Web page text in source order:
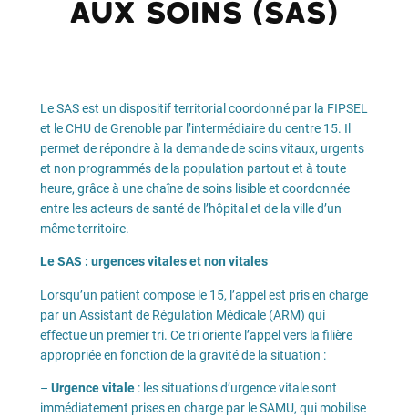
aux Soins (SAS)
Le SAS est un dispositif territorial coordonné par la FIPSEL
et le CHU de Grenoble par l’intermédiaire du centre 15. Il
permet de répondre à la demande de soins vitaux, urgents
et non programmés de la population partout et à toute
heure, grâce à une chaîne de soins lisible et coordonnée
entre les acteurs de santé de l’hôpital et de la ville d’un
même territoire.
Le SAS : urgences vitales et non vitales
Lorsqu’un patient compose le 15, l’appel est pris en charge
par un Assistant de Régulation Médicale (ARM) qui
effectue un premier tri. Ce tri oriente l’appel vers la filière
appropriée en fonction de la gravité de la situation :
– Urgence vitale: les situations d’urgence vitale sont
immédiatement prises en charge par le SAMU, qui mobilise